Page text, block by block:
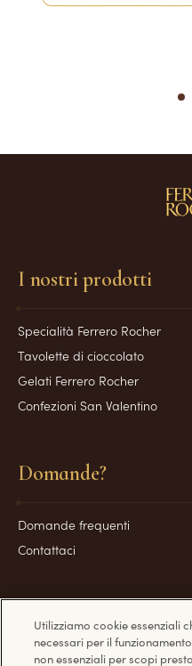
1
I nostri prodotti
Specialità Ferrero Rocher
Tavolette di cioccolato
Gelati Ferrero Rocher
Confezioni San Valentino
Domande?
Domande frequenti
Contattaci
Utilizziamo cookie essenziali
necessari per il
non essenziali per scopi